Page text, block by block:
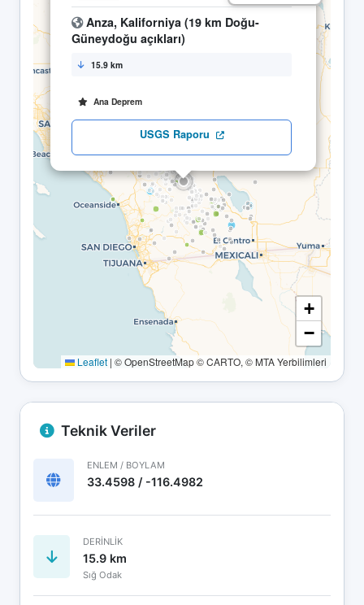
Anza, Kaliforniya (19 km Doğu-
Güneydoğu açıkları)
15.9 km
Ana Deprem
USGS Raporu
+
−
Leaflet | © OpenStreetMap © CARTO, © MTA Yerbilimleri
Teknik Veriler
ENLEM / BOYLAM
33.4598 / -116.4982
DERINLIK
15.9 km
Sığ Odak